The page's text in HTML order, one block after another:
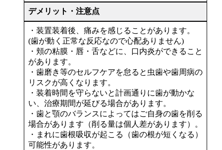
デメリット・注意点
・装置装着後、痛みを感じることがあります。
(歯が動く正常な反応なので心配ありません)
・頬の粘膜・唇・舌などに、口内炎ができること
があります。
・歯磨き等のセルフケアを怠ると虫歯や歯周病の
リスクが高くなります。
・装着時間を守らないと計画通りに歯が動かな
い、治療期間が延びる場合があります。
・歯と顎のバランスによってはご自身の歯を削る
場合があります（削る量は個人差があります）。
・まれに歯根吸収が起こる（歯の根が短くなる）
可能性があります。